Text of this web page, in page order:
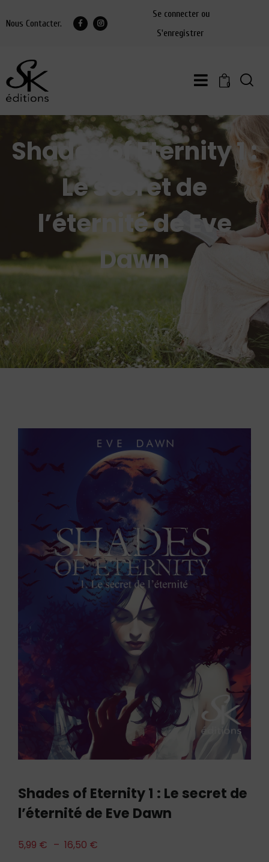
Nous Contacter.
Se connecter ou
S'enregistrer
0
Shades of Eternity 1 :
Le secret de
l’éternité de Eve
Dawn
Shades of Eternity 1 : Le secret de
l’éternité de Eve Dawn
5,99 € – 16,50 €